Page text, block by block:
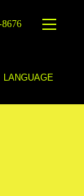
LANGUAGE